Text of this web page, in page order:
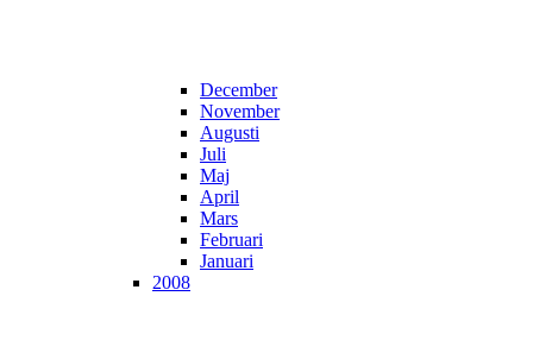
December
November
Augusti
Juli
Maj
April
Mars
Februari
Januari
2008